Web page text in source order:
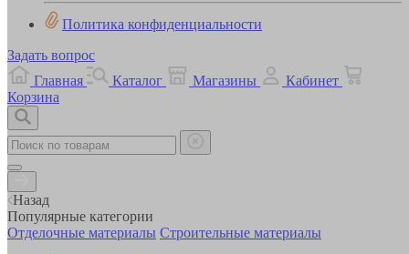
Политика конфиденциальности
Задать вопрос
Главная
Каталог Магазины
Кабинет
Корзина
Назад
Популярные категории
Отделочные материалы Строительные материалы